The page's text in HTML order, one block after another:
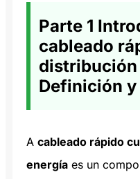
Parte 1
cableado
distribución
Definición
A cableado rápido
energía es un